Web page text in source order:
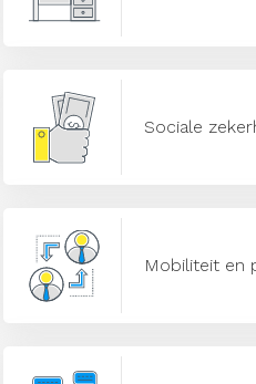
Sociale
Mobiliteit en